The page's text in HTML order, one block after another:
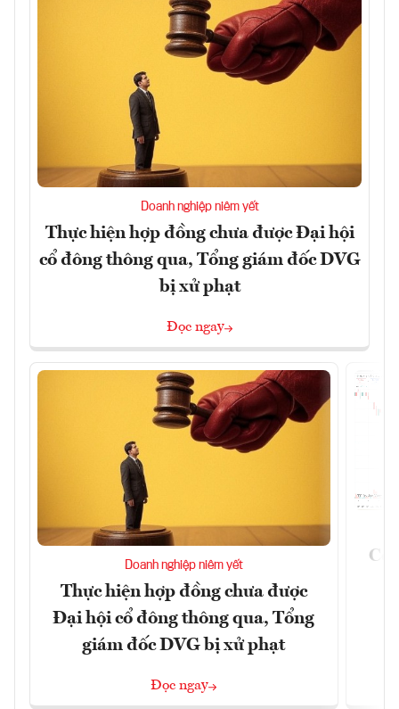
Doanh nghiệp niêm yết
Thực hiện hợp đồng chưa được Đại hội
cổ đông thông qua, Tổng giám đốc DVG
bị xử phạt
Đọc ngay
Doanh nghiệp niêm yết
Thực hiện hợp đồng chưa được
Đại hội cổ đông thông qua, Tổng
giám đốc DVG bị xử phạt
Đọc ngay